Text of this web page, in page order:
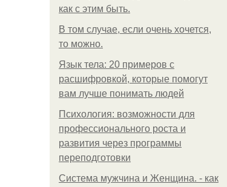
как с этим быть.
В том случае, если очень хочется,
то можно.
Язык тела: 20 примеров с
расшифровкой, которые помогут
вам лучше понимать людей
Психология: возможности для
профессионального роста и
развития через программы
переподготовки
Система мужчина и Женщина. - как